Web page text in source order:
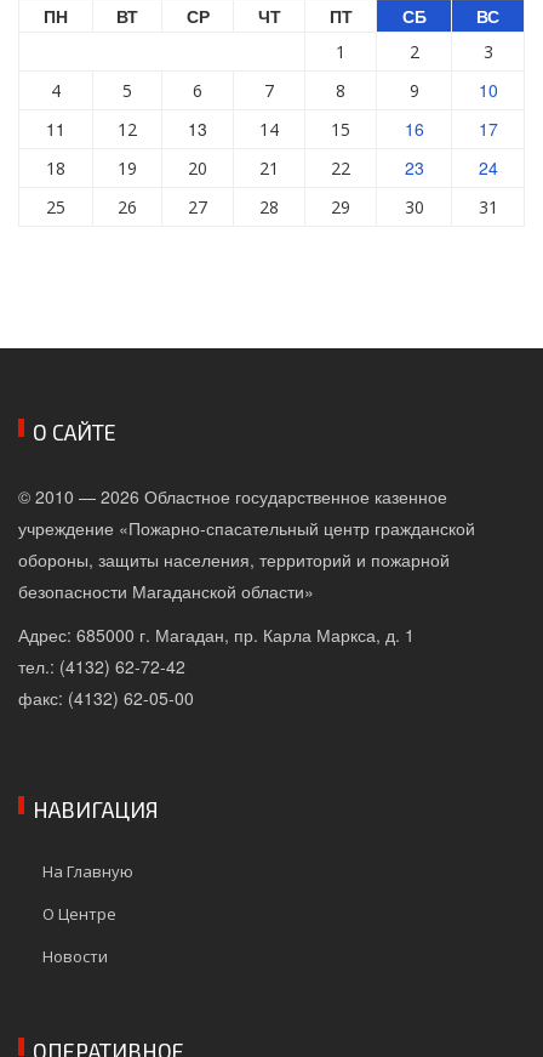
ПН ВТ СР ЧТ ПТ СБ ВС
1 2
3
4
5 6 7 8 9
10
11
12 13 14 15 16 17
18 19 20 21 22 23 24
25 26 27 28 29 30 31
О САЙТЕ
© 2010 — 2026 Областное государственное казенное
учреждение «Пожарно-спасательный центр гражданской
обороны, защиты населения, территорий и пожарной
безопасности Магаданской области»
Адрес: 685000 г. Магадан, пр. Карла Маркса, д. 1
тел.: (4132) 62-72-42
факс: (4132) 62-05-00
НАВИГАЦИЯ
На Главную
О Центре
Новости
ОПЕРАТИВНОЕ